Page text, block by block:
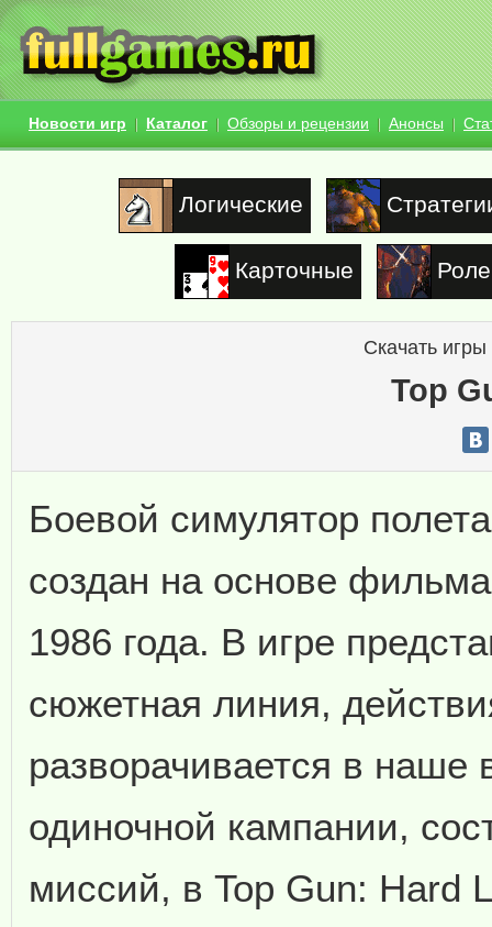
Новости игр Каталог Обзоры и рецензии Анонсы
Логические
Карточные
Скачать
Top
Боевой симулятор
создан на основе
1986 года. В игре
сюжетная линия,
разворачивается в наше
одиночной кампании,
миссий, в Top Gun: Hard